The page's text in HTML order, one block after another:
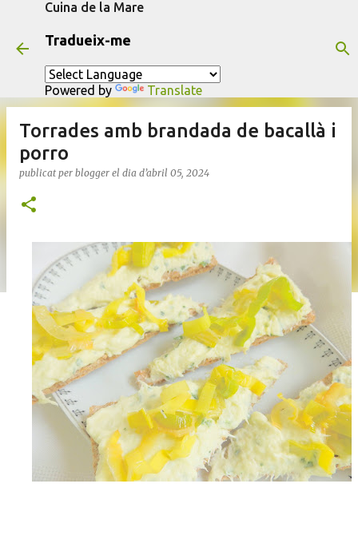
Cuina de la Mare
Tradueix-me
Powered by Translate
Torrades amb brandada de bacallà i
porro
publicat per blogger el dia d’abril 05, 2024